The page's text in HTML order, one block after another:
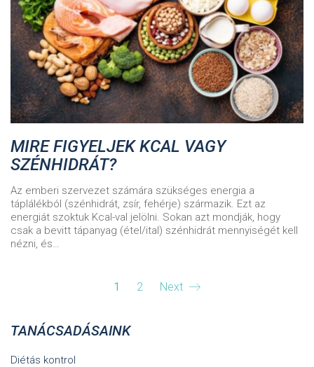
MIRE FIGYELJEK KCAL VAGY
SZÉNHIDRÁT?
Az emberi szervezet számára szükséges energia a
táplálékból (szénhidrát, zsír, fehérje) származik. Ezt az
energiát szoktuk Kcal-val jelölni. Sokan azt mondják, hogy
csak a bevitt tápanyag (étel/ital) szénhidrát mennyiségét kell
nézni, és…
1 2 Next
TANÁCSADÁSAINK
Diétás kontrol